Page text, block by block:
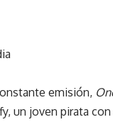
emisión,
un joven pirata